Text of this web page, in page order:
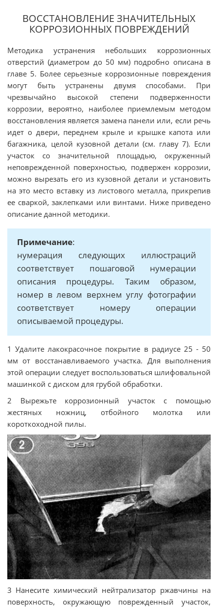
ВОССТАНОВЛЕНИЕ ЗНАЧИТЕЛЬНЫХ
КОРРОЗИОННЫХ ПОВРЕЖДЕНИЙ
Методика устранения небольших коррозионных
отверстий (диаметром до 50 мм) подробно описана в
главе 5. Более серьезные коррозионные повреждения
могут быть устранены двумя способами. При
чрезвычайно высокой степени подверженности
коррозии, вероятно, наиболее приемлемым методом
восстановления является замена панели или, если речь
идет о двери, переднем крыле и крышке капота или
багажника, целой кузовной детали (см. главу 7). Если
участок со значительной площадью, окруженный
неповрежденной поверхностью, подвержен коррозии,
можно вырезать его из кузовной детали и установить
на это место вставку из листового металла, прикрепив
ее сваркой, заклепками или винтами. Ниже приведено
описание данной методики.
Примечание:
нумерация следующих иллюстраций
соответствует пошаговой нумерации
описания процедуры. Таким образом,
номер в левом верхнем углу фотографии
соответствует номеру операции
описываемой процедуры.
1 Удалите лакокрасочное покрытие в радиусе 25 - 50
мм от восстанавливаемого участка. Для выполнения
этой операции следует воспользоваться шлифовальной
машинкой с диском для грубой обработки.
2 Вырежьте коррозионный участок с помощью
жестяных ножниц, отбойного молотка или
короткоходной пилы.
3 Нанесите химический нейтрализатор ржавчины на
поверхность, окружающую поврежденный участок,